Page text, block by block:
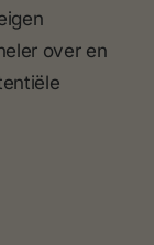
over en